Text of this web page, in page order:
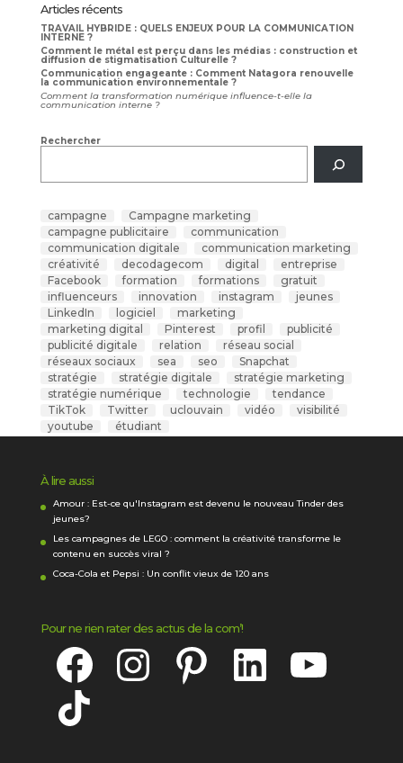
Articles récents
TRAVAIL HYBRIDE : QUELS ENJEUX POUR LA COMMUNICATION
INTERNE ?
Comment le métal est perçu dans les médias : construction et
diffusion de stigmatisation Culturelle ?
Communication engageante : Comment Natagora renouvelle
la communication environnementale ?
Comment la transformation numérique influence-t-elle la
communication interne ?
Rechercher
campagne
Campagne marketing
campagne publicitaire
communication
communication digitale
communication marketing
créativité
decodagecom digital
entreprise
Facebook
formation formations
gratuit
influenceurs
innovation instagram
jeunes
LinkedIn
logiciel
marketing
marketing digital
Pinterest profil
publicité
publicité digitale
relation
réseau social
réseaux sociaux
sea seo
Snapchat
stratégie
stratégie digitale
stratégie marketing
stratégie numérique
technologie
tendance
TikTok
Twitter uclouvain vidéo
visibilité
youtube
étudiant
À lire aussi
Amour : Est-ce qu'Instagram est devenu le nouveau Tinder des
jeunes?
Les campagnes de LEGO : comment la créativité transforme le
contenu en succès viral ?
Coca-Cola et Pepsi : Un conflit vieux de 120 ans
Pour ne rien rater des actus de la com’!
Facebook Instagram Pinterest LinkedIn
TikTok